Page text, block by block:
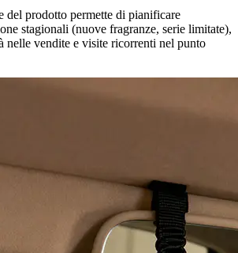
del prodotto permette di pianificare
stagionali (nuove fragranze, serie limitate),
nelle vendite e visite ricorrenti nel punto